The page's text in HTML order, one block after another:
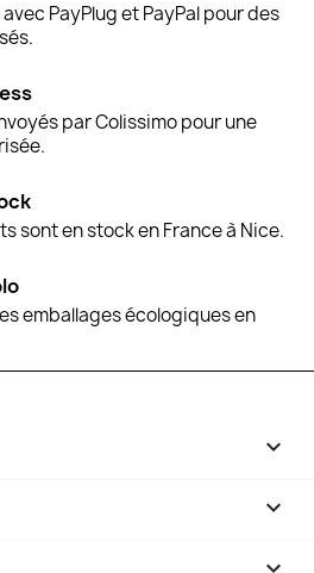
PayPlug et PayPal pour des
par Colissimo pour une
sont en stock en France à Nice.
emballages écologiques en

